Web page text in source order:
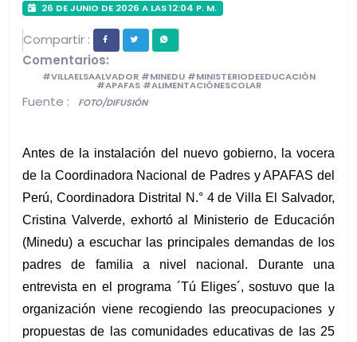
26 DE JUNIO DE 2026 A LAS 12:04 P. M.
Compartir :
Comentarios:
#VILLAELSAALVADOR #MINEDU #MINISTERIODEEDUCACIÓN
#APAFAS #ALIMENTACIÓNESCOLAR
Fuente : FOTO/DIFUSIÓN
Antes de la instalación del nuevo gobierno, la vocera
de la Coordinadora Nacional de Padres y APAFAS del
Perú, Coordinadora Distrital N.° 4 de Villa El Salvador,
Cristina Valverde, exhortó al Ministerio de Educación
(Minedu) a escuchar las principales demandas de los
padres de familia a nivel nacional. Durante una
entrevista en el programa ´Tú Eliges´, sostuvo que la
organización viene recogiendo las preocupaciones y
propuestas de las comunidades educativas de las 25